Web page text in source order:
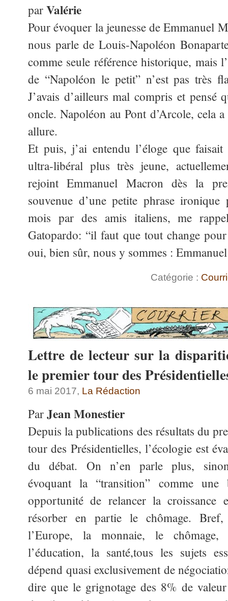
parValérie
Pour évoquer la jeunesse de Emmanuel
nous parle de Louis-Napoléon
comme seule référence historique, mais
de “Napoléon le petit” n’est pas très
J’avais d’ailleurs mal compris et pensé
oncle. Napoléon au Pont d’Arcole, cela
allure.
Et puis, j’ai entendu l’éloge que
ultra-libéral plus très jeune,
rejoint Emmanuel Macron dès la
souvenue d’une petite phrase
mois par des amis italiens, me
Gatopardo: “il faut que tout change
oui, bien sûr, nous y sommes :
Catégorie :
Lettre de lecteur sur la
le premier tour des
6 mai 2017, La Rédaction
ParJean Monestier
Depuis la publications des résultats du
tour des Présidentielles, l’écologie est
du débat. On n’en parle plus,
évoquant la “transition” comme une
opportunité de relancer la croissance
résorber en partie le chômage.
l’Europe, la monnaie, le
l’éducation, la santé,tous les sujets
dépend quasi exclusivement de
dire que le grignotage des 8% de